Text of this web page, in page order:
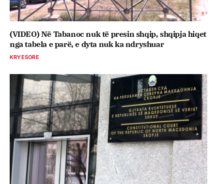
(VIDEO) Në Tabanoc nuk të presin shqip, shqipja hiqet
nga tabela e parë, e dyta nuk ka ndryshuar
KRYESORE